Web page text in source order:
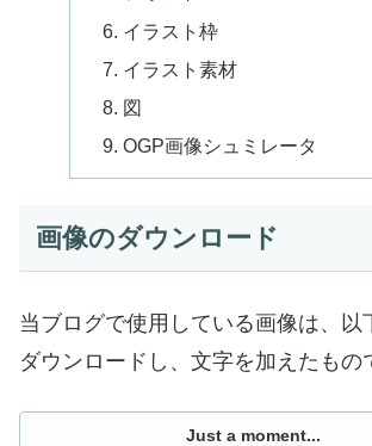
イラスト枠
イラスト素材
図
OGP画像シュミレータ
画像のダウンロード
当ブログで使用している画像は、以
ダウンロードし、文字を加えたもの
Just a moment...